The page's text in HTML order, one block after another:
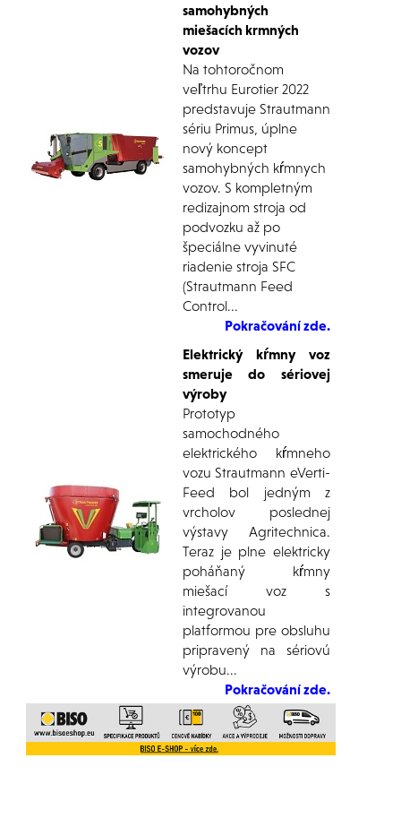
samohybných
miešacích krmných
vozov
Na tohtoročnom
veľtrhu Eurotier 2022
predstavuje Strautmann
sériu Primus, úplne
nový koncept
samohybných kŕmnych
vozov. S kompletným
redizajnom stroja od
podvozku až po
špeciálne vyvinuté
riadenie stroja SFC
(Strautmann Feed
Control...
Pokračování zde.
Elektrický kŕmny voz
smeruje do sériovej
výroby
Prototyp
samochodného
elektrického kŕmneho
vozu Strautmann eVerti-
Feed bol jedným z
vrcholov poslednej
výstavy Agritechnica.
Teraz je plne elektricky
poháňaný kŕmny
miešací voz s
integrovanou
platformou pre obsluhu
pripravený na sériovú
výrobu...
Pokračování zde.